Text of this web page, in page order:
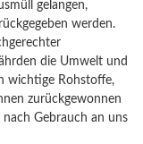
gelangen,
werden.
die Umwelt und
wichtige Rohstoffe,
zurückgewonnen
Gebrauch an uns